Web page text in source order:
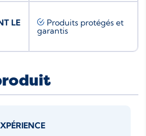
LE
Produits protégés et
garantis